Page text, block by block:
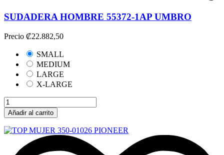
SUDADERA HOMBRE 55372-1AP UMBRO
Precio ₡22.882,50
SMALL
MEDIUM
LARGE
X-LARGE
Añadir al carrito